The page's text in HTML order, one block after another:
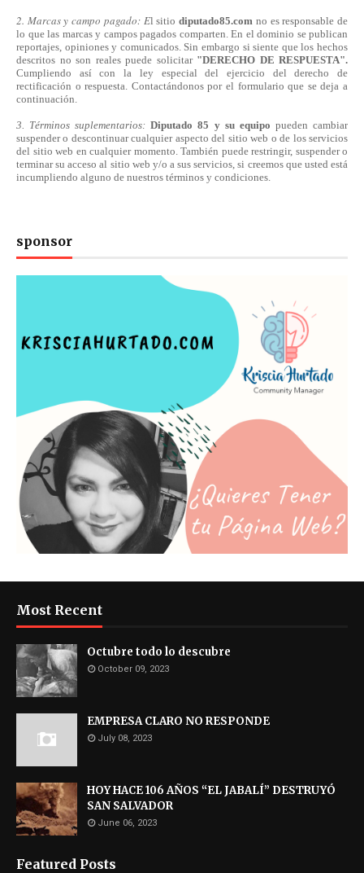
2. Marcas y campo pagado: El sitiodiputado85.com no es responsable de
lo que las marcas y campos pagados comparten. En el dominio se publican
reportajes, opiniones y comunicados. Sin embargo si siente que los hechos
descritos no son reales puede solicitar "DERECHO DE RESPUESTA".
Cumpliendo asícon la ley especial del ejercicio del derecho de
rectificación o respuesta. Contactándonospor el formulario que se deja a
continuación.
3. Términos suplementarios:Diputado 85 y su equipo pueden cambiar
suspender o descontinuar cualquier aspecto del sitio web o de los servicios
del sitio web en cualquier momento. También puede restringir, suspender o
terminar su acceso al sitio web y/o a sus servicios, si creemos que usted está
incumpliendo alguno de nuestros términos y condiciones.
sponsor
Most Recent
Octubre todo lo descubre
October 09, 2023
EMPRESA CLARO NO RESPONDE
July 08, 2023
HOY HACE 106 AÑOS “EL JABALÍ” DESTRUYÓ
SAN SALVADOR
June 06, 2023
Featured Posts